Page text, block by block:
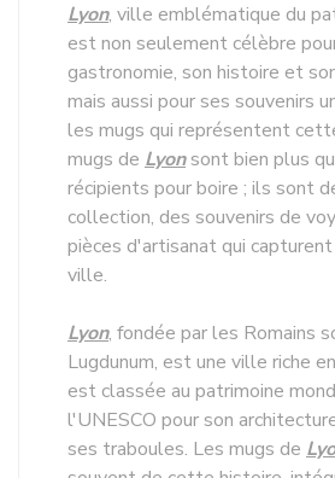
Lyon, ville emblématique du
est non seulement célèbre
gastronomie, son histoire et
mais aussi pour ses souvenirs
les mugs qui représentent
mugs de Lyonsont bien plus
récipients pour boire ; ils sont
collection, des souvenirs de
pièces d'artisanat qui
ville.
Lyon, fondée par les Romains
Lugdunum, est une ville riche
est classée au patrimoine
l'UNESCO pour son
ses traboules. Les mugs de